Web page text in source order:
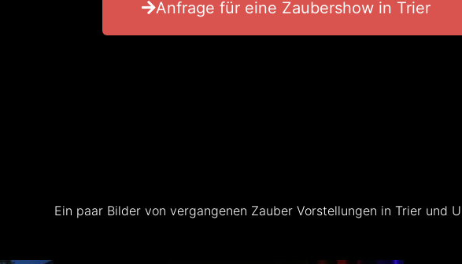
Anfrage für eine Zaubershow in Trier
Ein paar Bilder von vergangenen Zauber Vorstellungen in Trier und